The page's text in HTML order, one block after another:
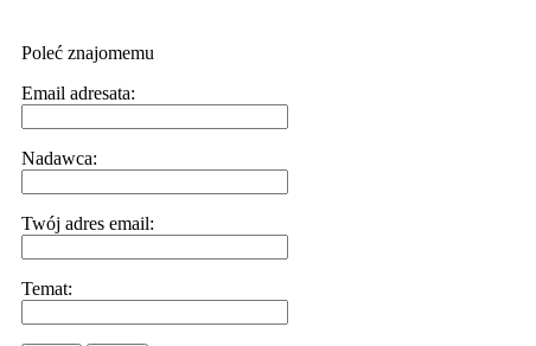
Poleć znajomemu
Email adresata:
Nadawca:
Twój adres email:
Temat: